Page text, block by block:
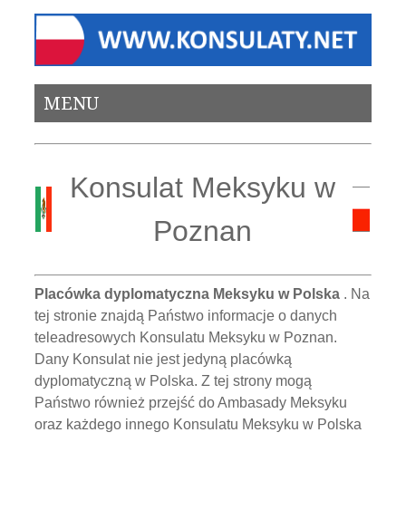
MENU
Konsulat Meksyku w
Poznan
Placówka dyplomatyczna Meksyku w Polska . Na
tej stronie znajdą Państwo informacje o danych
teleadresowych Konsulatu Meksyku w Poznan.
Dany Konsulat nie jest jedyną placówką
dyplomatyczną w Polska. Z tej strony mogą
Państwo również przejść do Ambasady Meksyku
oraz każdego innego Konsulatu Meksyku w Polska